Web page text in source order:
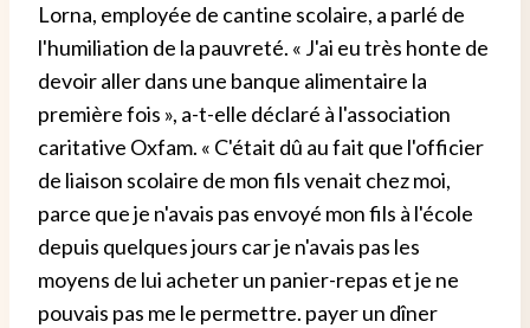
Lorna, employée de cantine scolaire, a parlé de
l'humiliation de la pauvreté. « J'ai eu très honte de
devoir aller dans une banque alimentaire la
première fois », a-t-elle déclaré à l'association
caritative Oxfam. « C'était dû au fait que l'officier
de liaison scolaire de mon fils venait chez moi,
parce que je n'avais pas envoyé mon fils à l'école
depuis quelques jours car je n'avais pas les
moyens de lui acheter un panier-repas et je ne
pouvais pas me le permettre. payer un dîner